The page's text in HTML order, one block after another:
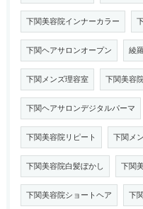
下関美容院インナーカラー
下関ヘアサロンオープン 綾
下関メンズ理容室 下関美容
下関ヘアサロンデジタルパーマ
下関美容院リピート 下関メ
下関美容院白髪ぼかし 下関
下関美容院ショートヘア 下